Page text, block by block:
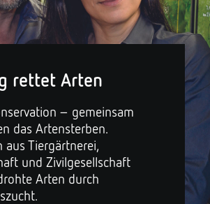
rettet Arten
– gemeinsam
das Artensterben.
aus Tiergärtnerei,
und Zivilgesellschaft
Arten durch